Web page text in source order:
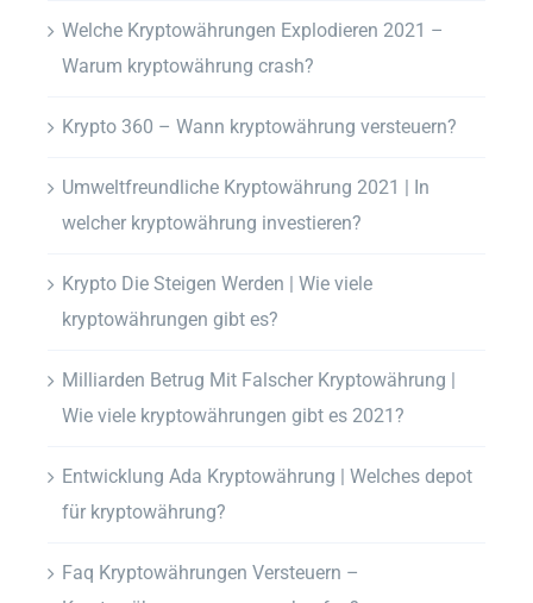
Welche Kryptowährungen Explodieren 2021 –
Warum kryptowährung crash?
Krypto 360 – Wann kryptowährung versteuern?
Umweltfreundliche Kryptowährung 2021 | In
welcher kryptowährung investieren?
Krypto Die Steigen Werden | Wie viele
kryptowährungen gibt es?
Milliarden Betrug Mit Falscher Kryptowährung |
Wie viele kryptowährungen gibt es 2021?
Entwicklung Ada Kryptowährung | Welches depot
für kryptowährung?
Faq Kryptowährungen Versteuern –